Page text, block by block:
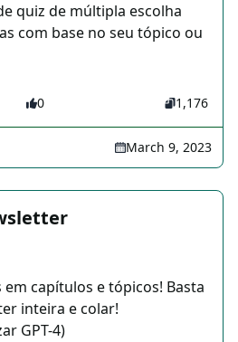
quiz de múltipla escolha
com base no seu tópico ou
0 1,176
March 9, 2023
capítulos e tópicos! Basta
inteira e colar!
GPT-4)